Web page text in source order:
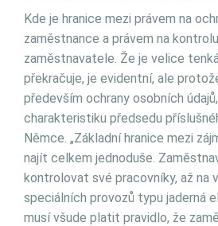
Kde je hranice mezi právem na
zaměstnance a právem na
zaměstnavatele. Že je velice
překračuje, je evidentní, ale
především ochrany osobních
charakteristiku předsedu
Němce. „Základní hranice mezi
najít celkem jednoduše.
kontrolovat své pracovníky, až na
speciálních provozů typu jaderná
musí všude platit pravidlo, že